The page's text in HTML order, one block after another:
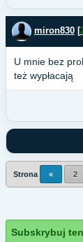
miron830 [
U mnie bez
też wypłacają
Strona « 2
Subskrybuj